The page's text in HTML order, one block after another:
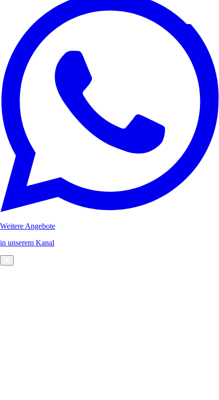
Weitere Angebote
in unserem Kanal